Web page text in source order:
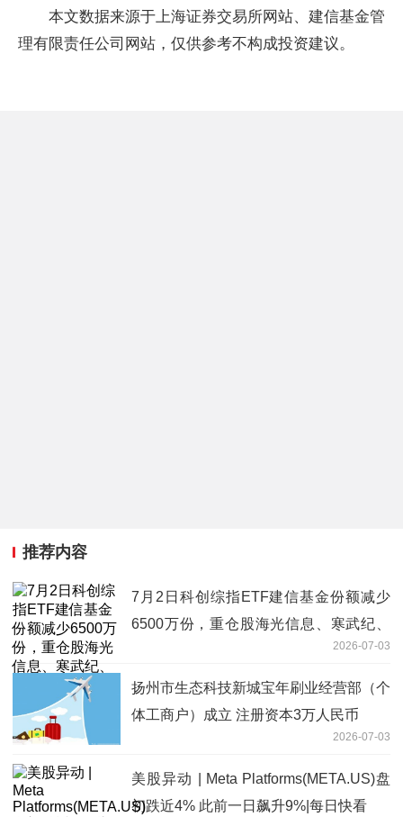
本文数据来源于上海证券交易所网站、建信基金管
理有限责任公司网站，仅供参考不构成投资建议。
推荐内容
7月2日科创综指ETF建信基金份额减少
6500万份，重仓股海光信息、寒武纪、
2026-07-03
扬州市生态科技新城宝年刷业经营部（个
体工商户）成立 注册资本3万人民币
2026-07-03
美股异动 | Meta Platforms(META.US)盘
初跌近4% 此前一日飙升9%|每日快看